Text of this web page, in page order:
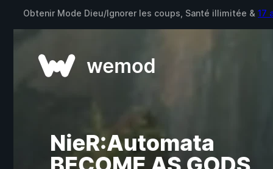
Obtenir Mode Dieu/Ignorer les coups, Santé illimitée & 17